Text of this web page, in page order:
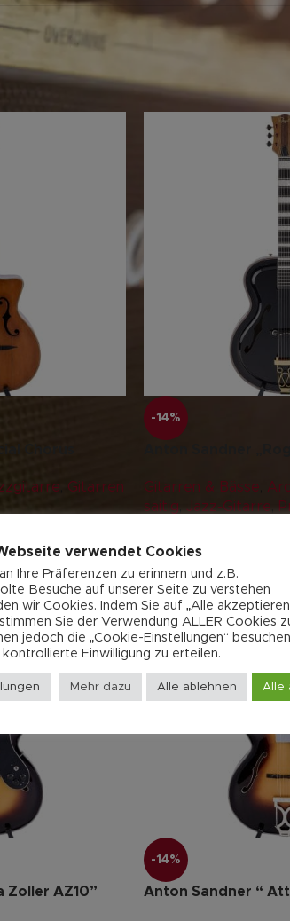
mit Ihrem
für Sie...
Chorus
Gitarren
-14%
Gitarren & Bässe
saitig Jazz-Gitarre
Zoller AZ10”
-14%
Anton Sandner “
verwendet Cookies
Ihre Präferenzen zu erinnern und z.B.
Besuche auf unserer Seite zu verstehen
wir Cookies. Indem Sie auf „Alle
Sie der Verwendung ALLER Cookies
jedoch die „Cookie-Einstellungen“
kontrollierte Einwilligung zu erteilen.
Mehr dazu Alle ablehnen Alle